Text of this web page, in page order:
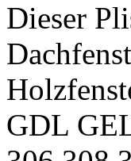
Dieser
GDL